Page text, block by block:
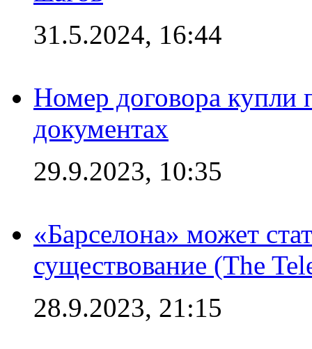
31.5.2024, 16:44
Номер договора купли
документах
29.9.2023, 10:35
«Барселона» может
существование (The
28.9.2023, 21:15